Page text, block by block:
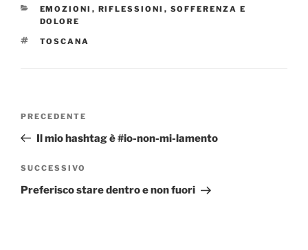
CATEGORIE
EMOZIONI , RIFLESSIONI , SOFFERENZA E
DOLORE
TAG
TOSCANA
Articolo
precedente:
PRECEDENTE
Il mio hashtag è #io-non-mi-lamento
Articolo
successivo
SUCCESSIVO
Preferisco stare dentro e non fuori